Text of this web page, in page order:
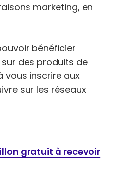
marketing, en
bénéficier
des produits de
vous inscrire aux
sur les réseaux
gratuit à recevoir